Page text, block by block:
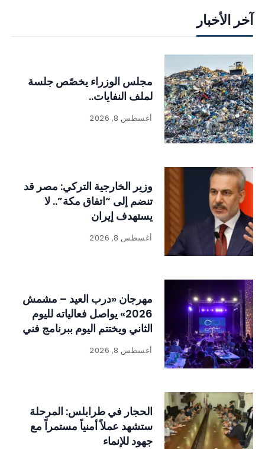
آخر الأخبار
مجلس الوزراء يخصّص جلسة
لملف النفايات..
أغسطس 8, 2026
وزير الخارجية التركي: مصر قد
تنضم إلى “اتفاق مكة”.. لا
يستهدف إيران
أغسطس 8, 2026
مهرجان «درب العيد – مشمش
2026» يواصل فعالياته لليوم
الثاني ويختتم اليوم ببرنامج فني
وتراثي حافل
أغسطس 8, 2026
الحجار في طرابلس: المرحلة
ستشهد عملاً أمنياً مستمراً مع
جهود للإنماء